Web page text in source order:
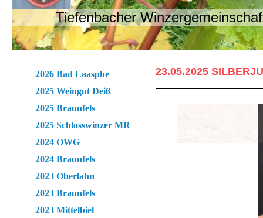
Tiefenbacher
2026 Bad Laasphe
2025 Weingut Deiß
2025 Braunfels
2025 Schlosswinzer MR
2024 OWG
2024 Braunfels
2023 Oberlahn
2023 Braunfels
2023 Mittelbiel
23.05.2025